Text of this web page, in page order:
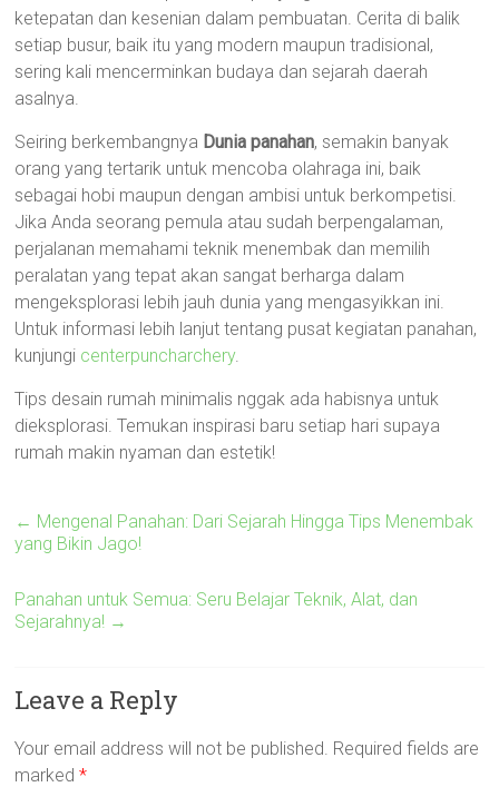
ketepatan dan kesenian dalam pembuatan. Cerita di balik
setiap busur, baik itu yang modern maupun tradisional,
sering kali mencerminkan budaya dan sejarah daerah
asalnya.
Seiring berkembangnya Dunia panahan, semakin banyak
orang yang tertarik untuk mencoba olahraga ini, baik
sebagai hobi maupun dengan ambisi untuk berkompetisi.
Jika Anda seorang pemula atau sudah berpengalaman,
perjalanan memahami teknik menembak dan memilih
peralatan yang tepat akan sangat berharga dalam
mengeksplorasi lebih jauh dunia yang mengasyikkan ini.
Untuk informasi lebih lanjut tentang pusat kegiatan panahan,
kunjungi centerpuncharchery.
Tips desain rumah minimalis nggak ada habisnya untuk
dieksplorasi. Temukan inspirasi baru setiap hari supaya
rumah makin nyaman dan estetik!
← Mengenal Panahan: Dari Sejarah Hingga Tips Menembak
yang Bikin Jago!
Panahan untuk Semua: Seru Belajar Teknik, Alat, dan
Sejarahnya! →
Leave a Reply
Your email address will not be published. Required fields are
marked*